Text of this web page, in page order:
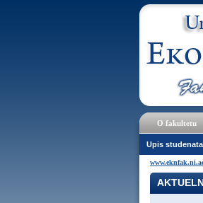
O fakultetu
Upis studenata